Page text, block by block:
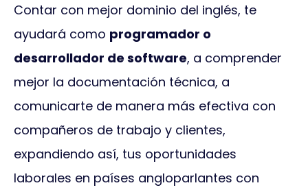
Contar con mejor dominio del inglés, te
ayudará como programador o
desarrollador de software, a comprender
mejor la documentación técnica, a
comunicarte de manera más efectiva con
compañeros de trabajo y clientes,
expandiendo así, tus oportunidades
laborales en países angloparlantes con